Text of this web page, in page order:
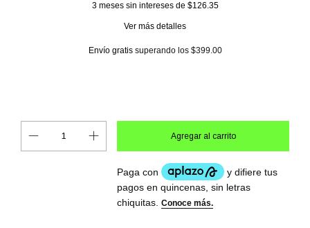
3 meses sin intereses de $126.35
Ver más detalles
Envío gratis superando los $399.00